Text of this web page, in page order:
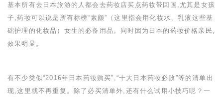
基本所有去日本旅游的人都会去药妆店买点药妆带回国,尤其是女孩
子,药妆可以说是所有标榜“素颜”（这里指会用化妆水、乳液这些基
础护理的化妆品）女生的必备用品。同时因为日本的药妆价格亲民,
效果明显。
有不少类似“2016年日本药妆购买”,“十大日本药妆必败”等的清单出
现,这里就不再重复。除了必买清单外,还有什么试用小技巧呢？一